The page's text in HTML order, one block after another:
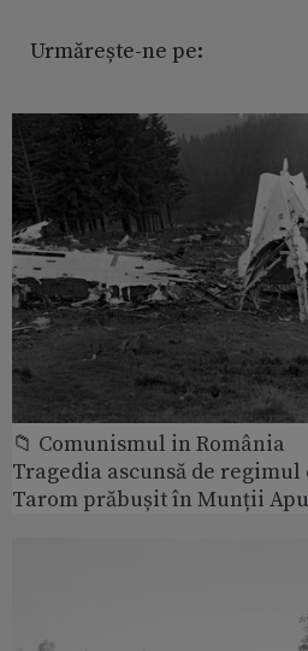
Urmărește-ne pe:
📁 Comunismul in România
Tragedia ascunsă de
Tarom prăbușit în Munții